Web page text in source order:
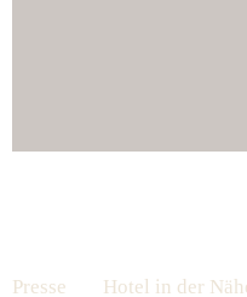
Presse Hotel in der